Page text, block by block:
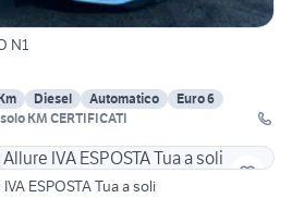
N1
Diesel Automatico
Euro 6
KM CERTIFICATI
ESPOSTA Tua a soli